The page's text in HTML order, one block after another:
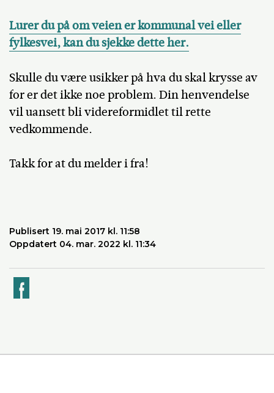
Lurer du på om veien er kommunal vei eller
fylkesvei, kan du sjekke dette her.
Skulle du være usikker på hva du skal krysse av
for er det ikke noe problem. Din henvendelse
vil uansett bli videreformidlet til rette
vedkommende.
Takk for at du melder i fra!
Publisert 19. mai 2017 kl. 11:58
Oppdatert 04. mar. 2022 kl. 11:34